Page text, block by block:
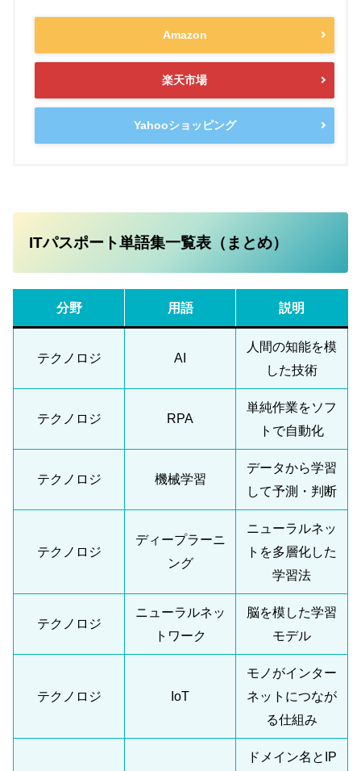
Amazon
楽天市場
Yahooショッピング
ITパスポート単語集一覧表（まとめ）
分野 用語 説明
テクノロジ AI
人間の知能を模
した技術
テクノロジ RPA
単純作業をソフ
トで自動化
テクノロジ 機械学習
データから学習
して予測・判断
テクノロジ
ディープラーニ
ング
ニューラルネッ
トを多層化した
学習法
テクノロジ
ニューラルネッ
トワーク
脳を模した学習
モデル
テクノロジ IoT
モノがインター
ネットにつなが
る仕組み
ドメイン名とIP